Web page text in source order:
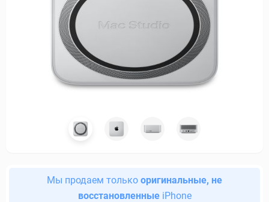
Мы продаем только оригинальные, не
восстановленныеiPhone